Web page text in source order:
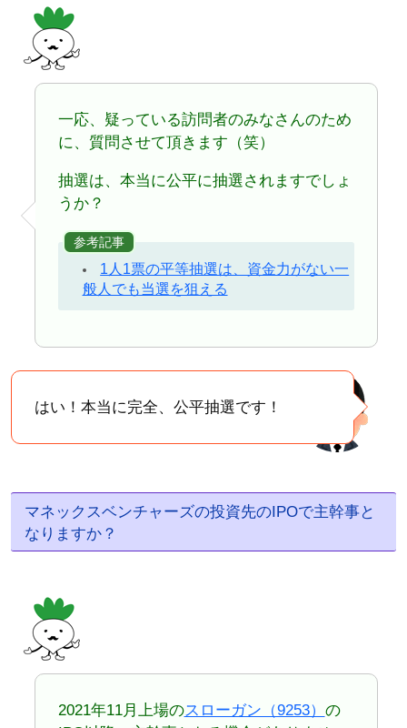
一応、疑っている訪問者のみなさんのため
に、質問させて頂きます（笑）
抽選は、本当に公平に抽選されますでしょ
うか？
参考記事
1人1票の平等抽選は、資金力がない一
般人でも当選を狙える
はい！本当に完全、公平抽選です！
マネックスベンチャーズの投資先のIPOで主幹事と
なりますか？
2021年11月上場のスローガン（9253） の